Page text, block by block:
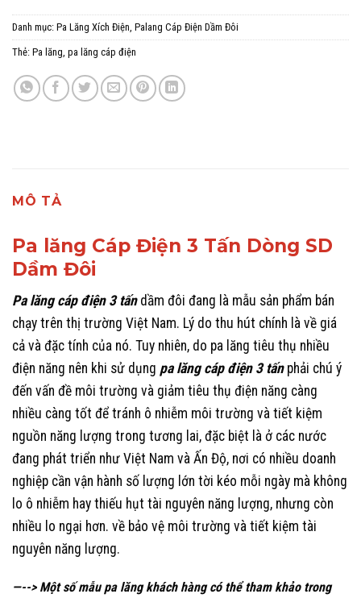
Danh mục: Pa Lăng Xích Điện, Palang Cáp Điện Dầm Đôi
Thẻ: Pa lăng, pa lăng cáp điện
MÔ TẢ
Pa lăng Cáp Điện 3 Tấn Dòng SD
Dầm Đôi
Pa lăng cáp điện 3 tấndầm đôi đang là mẫu sản phẩm bán
chạy trên thị trường Việt Nam. Lý do thu hút chính là về giá
cả và đặc tính của nó. Tuy nhiên, do pa lăng tiêu thụ nhiều
điện năng nên khi sử dụng pa lăng cáp điện 3 tấnphải chú ý
đến vấn đề môi trường và giảm tiêu thụ điện năng càng
nhiều càng tốt để tránh ô nhiễm môi trường và tiết kiệm
nguồn năng lượng trong tương lai, đặc biệt là ở các nước
đang phát triển như Việt Nam và Ấn Độ, nơi có nhiều doanh
nghiệp cần vận hành số lượng lớn tời kéo mỗi ngày mà không
lo ô nhiễm hay thiếu hụt tài nguyên năng lượng, nhưng còn
nhiều lo ngại hơn. về bảo vệ môi trường và tiết kiệm tài
nguyên năng lượng.
—--> Một số mẫu pa lăng khách hàng có thể tham khảo trong